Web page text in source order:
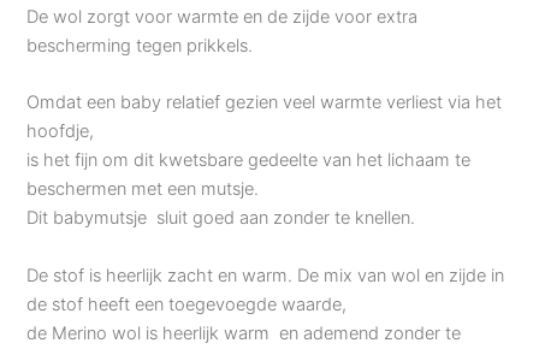
De wol zorgt voor warmte en de zijde voor extra
bescherming tegen prikkels.
Omdat een baby relatief gezien veel warmte verliest via het
hoofdje,
is het fijn om dit kwetsbare gedeelte van het lichaam te
beschermen met een mutsje.
Dit babymutsje sluit goed aan zonder te knellen.
De stof is heerlijk zacht en warm. De mix van wol en zijde in
de stof heeft een toegevoegde waarde,
de Merino wol is heerlijk warm en ademend zonder te